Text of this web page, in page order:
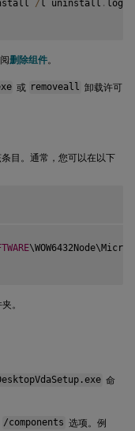
/l uninstall . log
删除组件。
或 removeall 卸载许可
目。通常，您可以在以下
。
命
/components 选项。例